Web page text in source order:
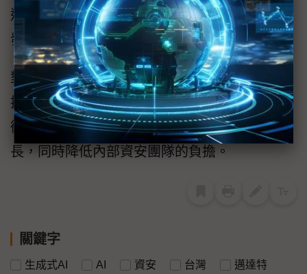
透過鑑識分析與政策調整，確保威脅不再重複
發生。
對企業而言，透過委託專業團隊進行全天候監
控與事件即時回應，企業不只能解決眼前的技
術挑戰，更可將戰略資源集中於核心業務成
長，同時降低內部資安團隊的負擔。
關鍵字
生成式AI AI 資安 台灣 邁達特